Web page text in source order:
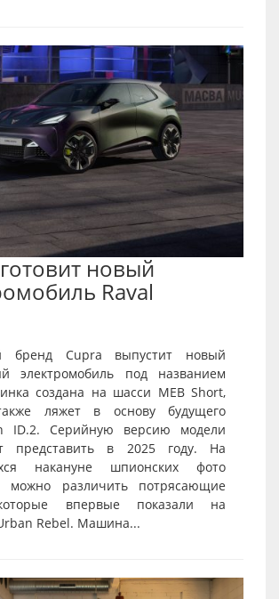
новый
Raval
бренд Cupra выпустит новый
электромобиль под названием
создана на шасси MEB Short,
ляжет в основу будущего
ID.2. Серийную версию модели
представить в 2025 году. На
накануне шпионских фото
можно различить потрясающие
впервые показали на
Rebel. Машина...